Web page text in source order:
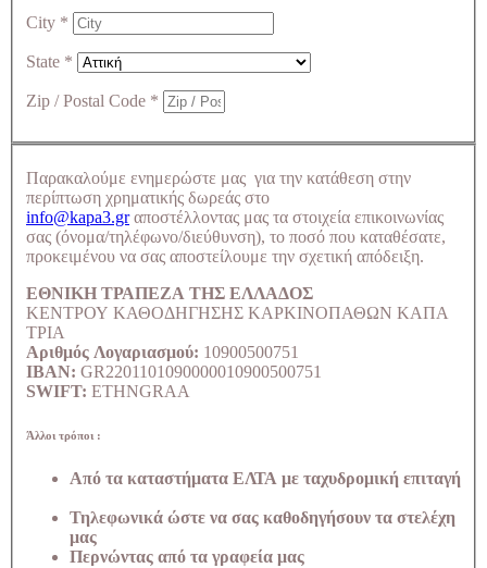
City *
State *
Zip / Postal Code *
Παρακαλούμε ενημερώστε μας για την κατάθεση στην
περίπτωση χρηματικής δωρεάς στο
info@kapa3.grαποστέλλοντας μας τα στοιχεία επικοινωνίας
σας (όνομα/τηλέφωνο/διεύθυνση), το ποσό που καταθέσατε,
προκειμένου να σας αποστείλουμε την σχετική απόδειξη.
ΕΘΝΙΚΗ ΤΡΑΠΕΖΑ ΤΗΣ ΕΛΛΑΔΟΣ
ΚΕΝΤΡΟΥ ΚΑΘΟΔΗΓΗΣΗΣ ΚΑΡΚΙΝΟΠΑΘΩΝ ΚΑΠΑ
ΤΡΙΑ
Αριθμός Λογαριασμού: 10900500751
IBAN: GR2201101090000010900500751
SWIFT: ETHNGRAA
Άλλοι τρόποι :
Από τα καταστήματα ΕΛΤΑ με ταχυδρομική επιταγή
Τηλεφωνικά ώστε να σας καθοδηγήσουν τα στελέχη
μας
Περνώντας από τα γραφεία μας